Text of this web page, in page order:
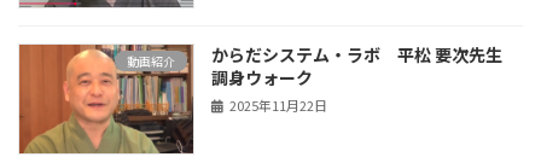
動画紹介
からだシステム・ラボ 平松 要次先生
調身ウォーク
2025年11月22日